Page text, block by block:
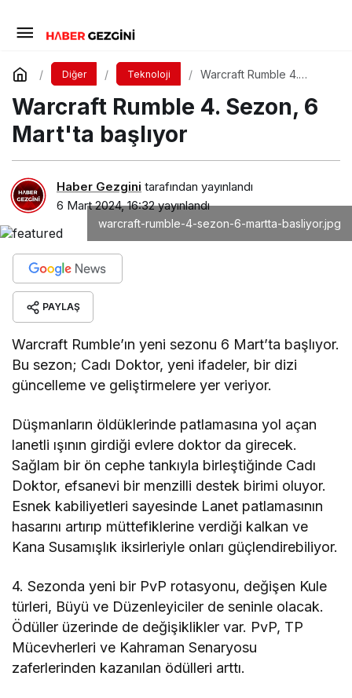
Diğer Teknoloji
Warcraft Rumble 4.
Warcraft Rumble 4. Sezon, 6
Mart'ta başlıyor
Haber Gezgini tarafından yayınlandı
6 Mart 2024, 16:32yayınlandı
warcraft-rumble-4-sezon-6-martta-basliyor.jpg
PAYLAŞ
Warcraft Rumble’ın yeni sezonu 6 Mart’ta başlıyor.
Bu sezon; Cadı Doktor, yeni ifadeler, bir dizi
güncelleme ve geliştirmelere yer veriyor.
Düşmanların öldüklerinde patlamasına yol açan
lanetli ışının girdiği evlere doktor da girecek.
Sağlam bir ön cephe tankıyla birleştiğinde Cadı
Doktor, efsanevi bir menzilli destek birimi oluyor.
Esnek kabiliyetleri sayesinde Lanet patlamasının
hasarını artırıp müttefiklerine verdiği kalkan ve
Kana Susamışlık iksirleriyle onları güçlendirebiliyor.
4. Sezonda yeni bir PvP rotasyonu, değişen Kule
türleri, Büyü ve Düzenleyiciler de seninle olacak.
Ödüller üzerinde de değişiklikler var. PvP, TP
Mücevherleri ve Kahraman Senaryosu
zaferlerinden kazanılan ödülleri arttı.